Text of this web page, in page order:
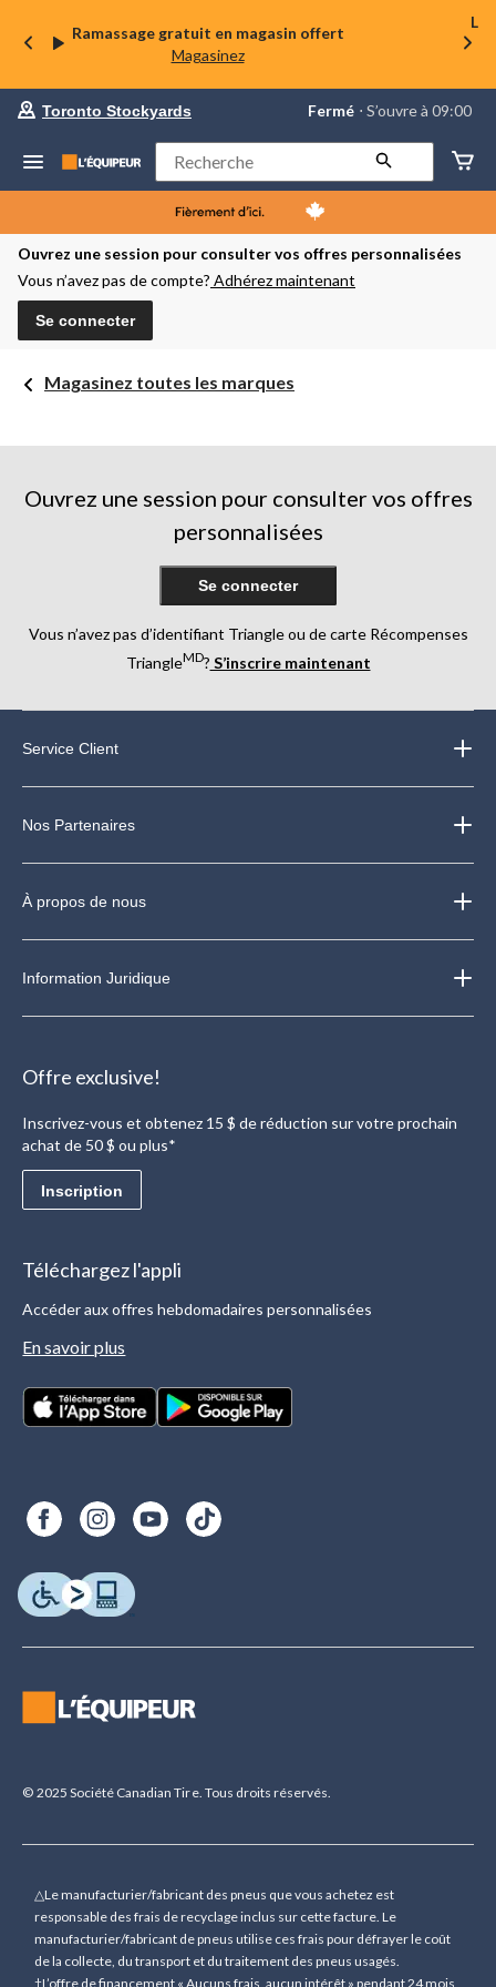
Ramassage gratuit en magasin offert
Magasinez
La
préféré
Toronto
Stockyards,
courament
Fermé,
S’ouvre
à
Toronto Stockyards Fermé ⋅ S’ouvre à 09:00
Rechercher
Ouvrez une session pour consulter vos offres personnalisées
Vous n’avez pas de compte? Adhérez maintenant
Se connecter
Magasinez toutes les marques
Ouvrez une session pour consulter vos offres
personnalisées
Se connecter
Vous n’avez pas d’identifiant Triangle ou de carte Récompenses
TriangleMD? S’inscrire maintenant
Service Client
Nos Partenaires
À propos de nous
Information Juridique
Offre exclusive!
Inscrivez-vous et obtenez 15 $ de réduction sur votre prochain
achat de 50 $ ou plus*
Inscription
Téléchargez l'appli
Accéder aux offres hebdomadaires personnalisées
En savoir plus
© 2025 Société Canadian Tire. Tous droits réservés.
△Le manufacturier/fabricant des pneus que vous achetez est
responsable des frais de recyclage inclus sur cette facture. Le
manufacturier/fabricant de pneus utilise ces frais pour défrayer le coût
de la collecte, du transport et du traitement des pneus usagés.
†L’offre de financement « Aucuns frais, aucun intérêt » pendant 24 mois